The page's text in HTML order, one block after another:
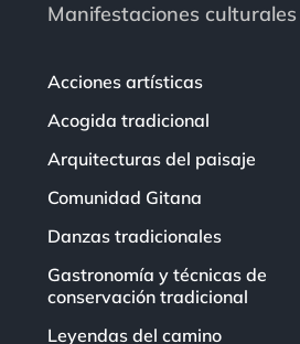
Manifestaciones culturales
Acciones artísticas
Acogida tradicional
Arquitecturas del paisaje
Comunidad Gitana
Danzas tradicionales
Gastronomía y técnicas de
conservación tradicional
Leyendas del camino